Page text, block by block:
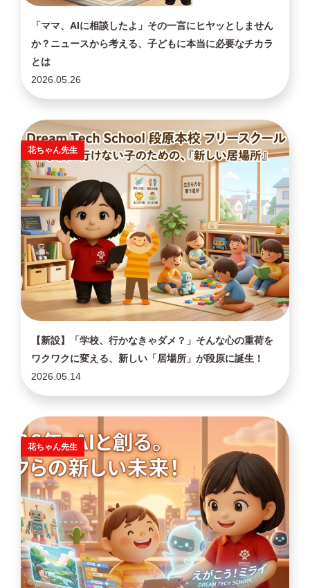
「ママ、AIに相談したよ」その一言にヒヤッとしません
か？ニュースから考える、子どもに本当に必要なチカラ
とは
2026.05.26
【新設】「学校、行かなきゃダメ？」そんな心の重荷を
ワクワクに変える、新しい「居場所」が段原に誕生！
2026.05.14
花ちゃん先生
花ちゃん先生